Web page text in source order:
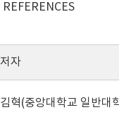
REFERENCES
저자
김혁(중앙대학교 일반